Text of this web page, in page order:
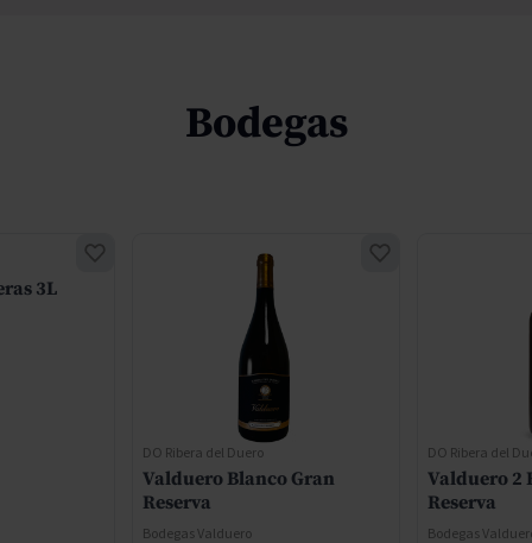
Bodegas
3L
DO Ribera del Duero
Valduero Blanco Gran
Reserva
Bodegas Valduero
DO Ribera del
Valduero 2
Reserva
Bodegas